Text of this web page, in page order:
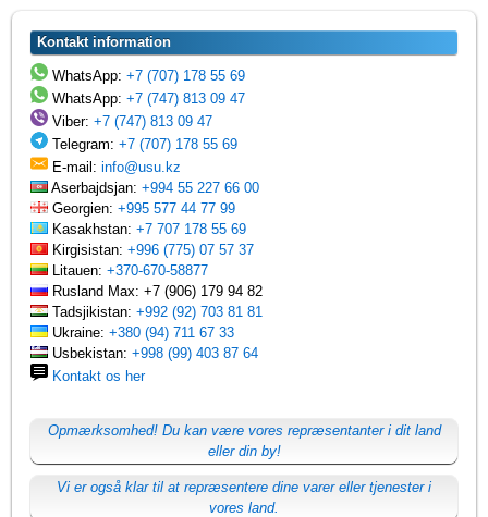
Kontakt information
WhatsApp:+7 (707) 178 55 69
WhatsApp:+7 (747) 813 09 47
Viber:+7 (747) 813 09 47
Telegram:+7 (707) 178 55 69
E-mail:info@usu.kz
Aserbajdsjan:+994 55 227 66 00
Georgien:+995 577 44 77 99
Kasakhstan:+7 707 178 55 69
Kirgisistan:+996 (775) 07 57 37
Litauen:+370-670-58877
Rusland Max: +7 (906) 179 94 82
Tadsjikistan:+992 (92) 703 81 81
Ukraine:+380 (94) 711 67 33
Usbekistan:+998 (99) 403 87 64
Kontakt os her
Opmærksomhed! Du kan være vores repræsentanter i dit land
eller din by!
Vi er også klar til at repræsentere dine varer eller tjenester i
vores land.